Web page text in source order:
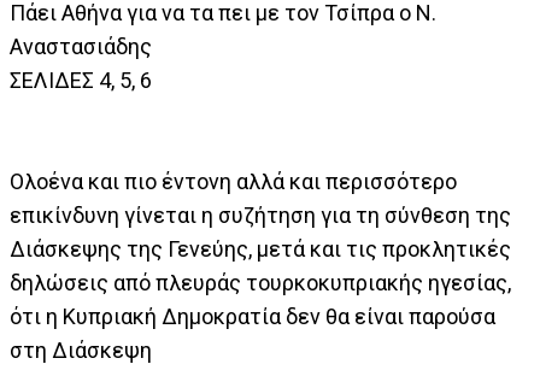
Πάει Αθήνα για να τα πει με τον Τσίπρα ο Ν.
Αναστασιάδης
ΣΕΛΙΔΕΣ 4, 5, 6
Ολοένα και πιο έντονη αλλά και περισσότερο
επικίνδυνη γίνεται η συζήτηση για τη σύνθεση της
Διάσκεψης της Γενεύης, μετά και τις προκλητικές
δηλώσεις από πλευράς τουρκοκυπριακής ηγεσίας,
ότι η Κυπριακή Δημοκρατία δεν θα είναι παρούσα
στη Διάσκεψη